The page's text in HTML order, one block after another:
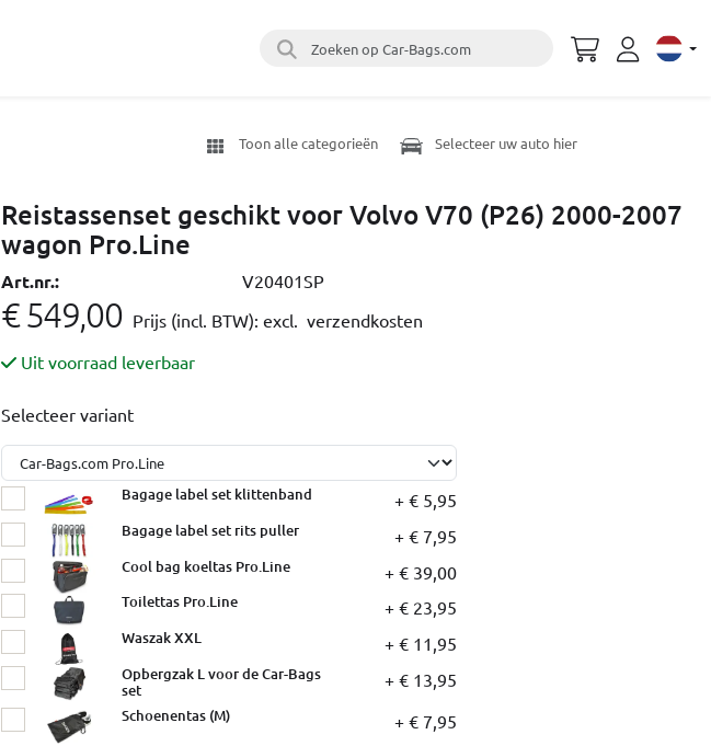
Zoeken op Car-Bags.com Select
Toon alle categorieën Selecteer uw auto hier
Reistassenset geschikt voor Volvo V70 (P26) 2000-2007
wagon Pro.Line
Art.nr.: V20401SP
€ 549,00 Prijs (incl. BTW): excl. verzendkosten
Uit voorraad leverbaar
Selecteer variant
Bagage label set klittenband + € 5,95
Bagage label set rits puller + € 7,95
Cool bag koeltas Pro.Line + € 39,00
Toilettas Pro.Line + € 23,95
Waszak XXL + € 11,95
Opbergzak L voor de Car-Bags
set
+ € 13,95
Schoenentas (M) + € 7,95